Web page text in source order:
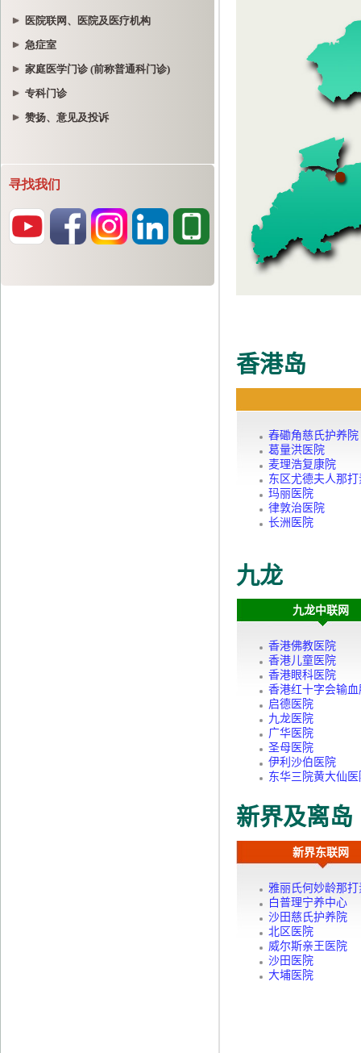
医院联网、医院及医疗机构
急症室
家庭医学门诊 (前称普通科门诊)
专科门诊
赞扬、意见及投诉
寻找我们